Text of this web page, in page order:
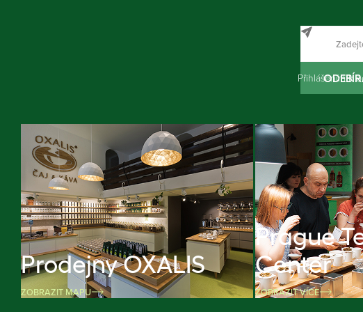
Přihlášením k
Prodejny OXALIS
ZOBRAZIT MAPU
Prague
Center
ZOBRAZIT VÍCE